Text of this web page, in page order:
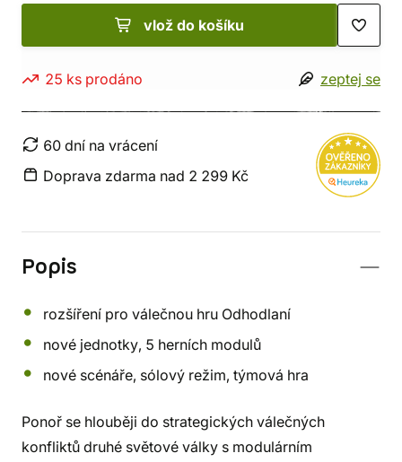
vlož do košíku
25 ks prodáno zeptej se
60 dní na vrácení
Doprava zdarma nad 2 299 Kč
Popis
rozšíření pro válečnou hru Odhodlaní
nové jednotky, 5 herních modulů
nové scénáře, sólový režim, týmová hra
Ponoř se hlouběji do strategických válečných
konfliktů druhé světové války s modulárním